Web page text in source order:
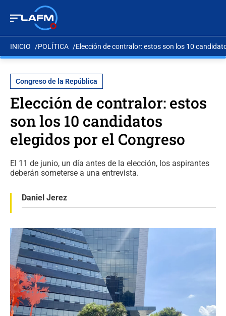
INICIO POLÍTICA Elección de contralor: estos son los 10
Congreso de la República
Elección de contralor: estos
son los 10 candidatos
elegidos por el Congreso
El 11 de junio, un día antes de la elección, los aspirantes
deberán someterse a una entrevista.
Daniel Jerez